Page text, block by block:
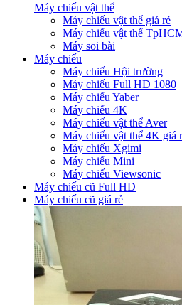
Máy chiếu vật thể
Máy chiếu vật thể giá rẻ
Máy chiếu vật thể
Máy soi bài
Máy chiếu
Máy chiếu Hội trường
Máy chiếu Full HD 1080
Máy chiếu Yaber
Máy chiếu 4K
Máy chiếu vật thể Aver
Máy chiếu vật thể 4K giá
Máy chiếu Xgimi
Máy chiếu Mini
Máy chiếu Viewsonic
Máy chiếu cũ Full HD
Máy chiếu cũ giá rẻ